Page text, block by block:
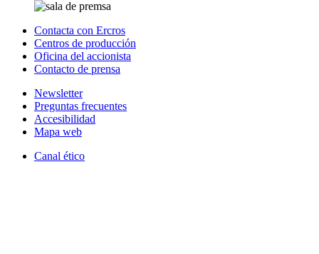
Contacta con Ercros
Centros de producción
Oficina del accionista
Contacto de prensa
Newsletter
Preguntas frecuentes
Accesibilidad
Mapa web
Canal ético